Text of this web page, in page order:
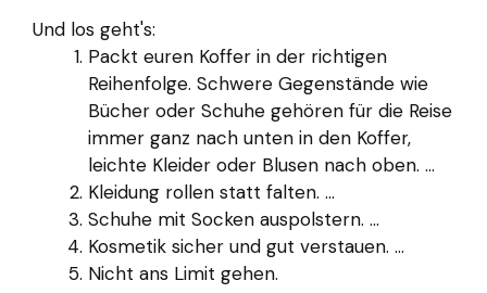
Und los geht's:
Packt euren Koffer in der richtigen
Reihenfolge. Schwere Gegenstände wie
Bücher oder Schuhe gehören für die Reise
immer ganz nach unten in den Koffer,
leichte Kleider oder Blusen nach oben. ...
Kleidung rollen statt falten. ...
Schuhe mit Socken auspolstern. ...
Kosmetik sicher und gut verstauen. ...
Nicht ans Limit gehen.